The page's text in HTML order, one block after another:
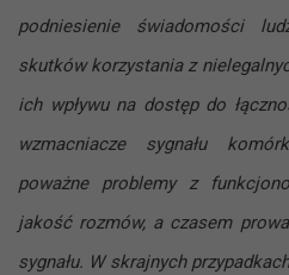
podniesienie świadomości
skutków korzystania z
ich wpływu na dostęp do
wzmacniacze sygnału
poważne problemy z
jakość rozmów, a czasem
sygnału. W skrajnych